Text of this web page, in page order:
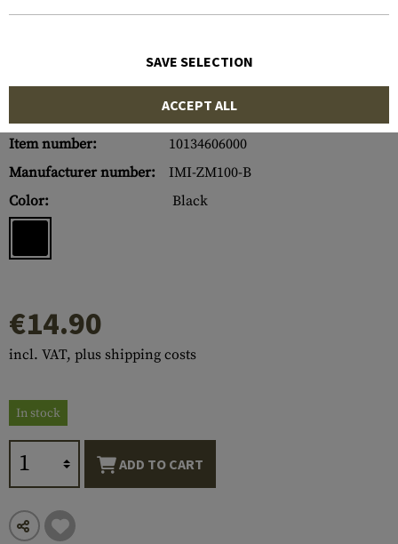
Item number:
10134606000
Manufacturer number:
IMI-ZM100-B
Color:
Black
€14.90
incl. VAT, plus shipping costs
In stock
ADD TO CART
SAVE SELECTION
ACCEPT ALL